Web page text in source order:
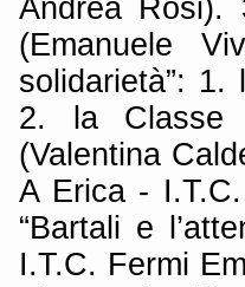
(Emanuele
solidarietà”:
2. la Classe
(Valentina
A Erica -
“Bartali e
I.T.C. Fermi